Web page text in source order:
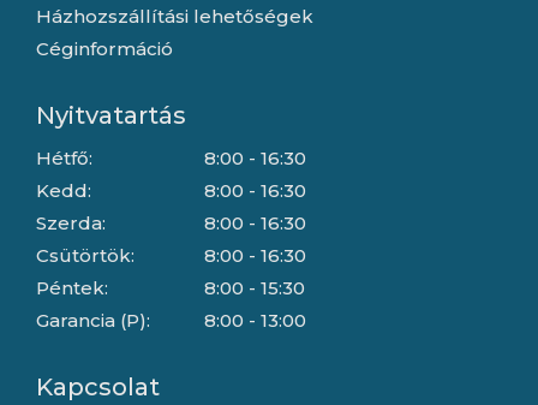
Házhozszállítási lehetőségek
Céginformáció
Nyitvatartás
Hétfő:
Kedd:
Szerda:
Csütörtök:
Péntek:
Garancia (P):
8:00 - 16:30
8:00 - 16:30
8:00 - 16:30
8:00 - 16:30
8:00 - 15:30
8:00 - 13:00
Kapcsolat